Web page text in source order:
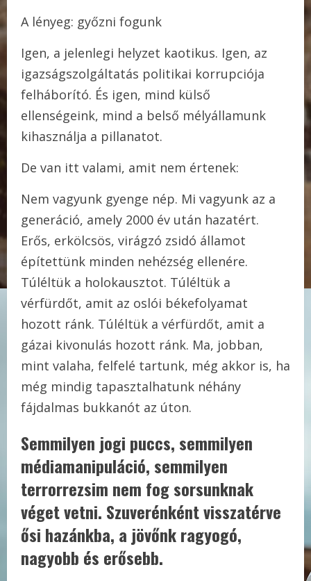
A lényeg: győzni fogunk
Igen, a jelenlegi helyzet kaotikus. Igen, az
igazságszolgáltatás politikai korrupciója
felháborító. És igen, mind külső
ellenségeink, mind a belső mélyállamunk
kihasználja a pillanatot.
De van itt valami, amit nem értenek:
Nem vagyunk gyenge nép. Mi vagyunk az a
generáció, amely 2000 év után hazatért.
Erős, erkölcsös, virágzó zsidó államot
építettünk minden nehézség ellenére.
Túléltük a holokausztot. Túléltük a
vérfürdőt, amit az oslói békefolyamat
hozott ránk. Túléltük a vérfürdőt, amit a
gázai kivonulás hozott ránk. Ma, jobban,
mint valaha, felfelé tartunk, még akkor is, ha
még mindig tapasztalhatunk néhány
fájdalmas bukkanót az úton.
Semmilyen jogi puccs, semmilyen
médiamanipuláció, semmilyen
terrorrezsim nem fog sorsunknak
véget vetni. Szuverénként visszatérve
ősi hazánkba, a jövőnk ragyogó,
nagyobb és erősebb.